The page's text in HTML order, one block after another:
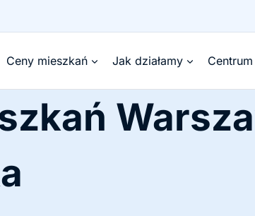
Ceny mieszkań Jak działamy